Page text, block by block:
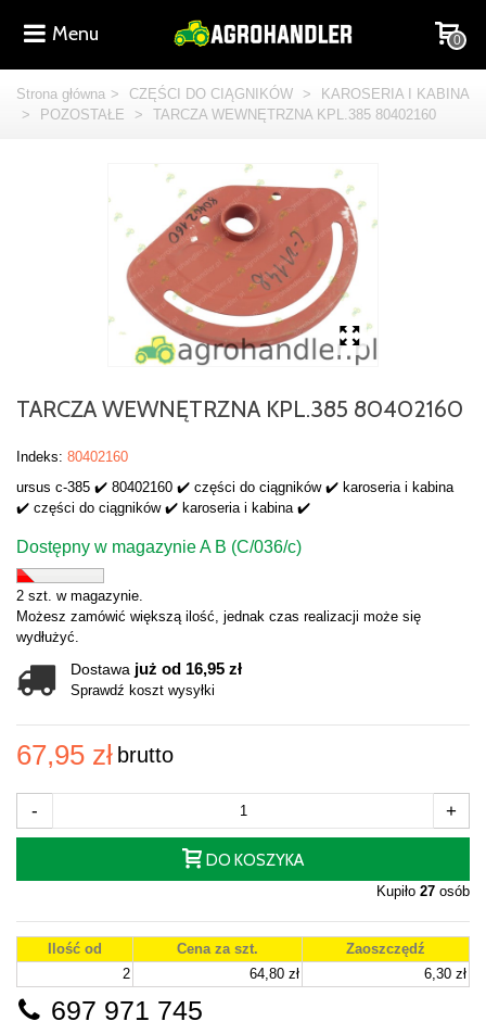
Menu 0
Strona główna > CZĘŚCI DO CIĄGNIKÓW >
KAROSERIA I KABINA
>
POZOSTAŁE > TARCZA WEWNĘTRZNA KPL.385 80402160
TARCZA WEWNĘTRZNA KPL.385 80402160
Indeks: 80402160
ursus c-385 ✔️ 80402160 ✔️ części do ciągników ✔️ karoseria i kabina
✔️ części do ciągników ✔️ karoseria i kabina ✔️
Dostępny w magazynie A B (C/036/c)
2 szt. w magazynie.
Możesz zamówić większą ilość, jednak czas realizacji może się
wydłużyć.
Dostawa już od 16,95 zł
Sprawdź koszt wysyłki
67,95 zł brutto
- +
DO KOSZYKA
Kupiło 27 osób
Ilość od Cena za szt.
Zaoszczędź
2
64,80 zł 6,30 zł
697 971 745